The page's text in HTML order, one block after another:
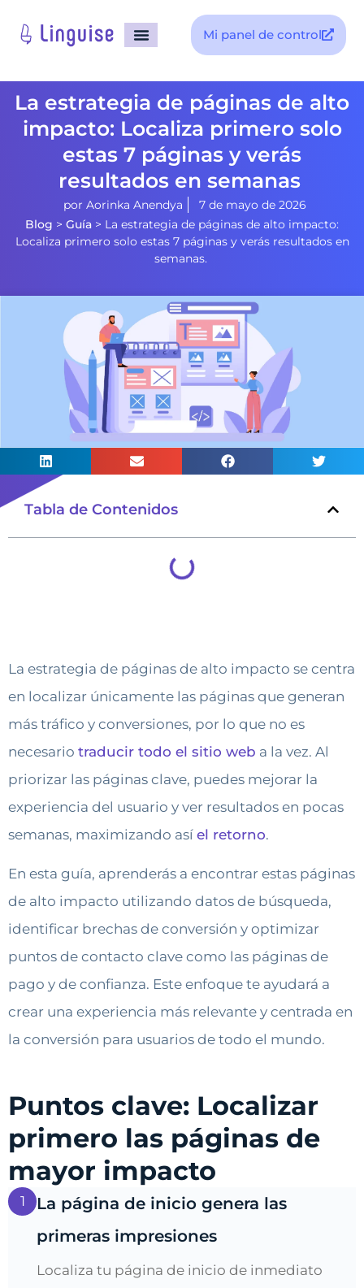
Mi panel de control
La estrategia de páginas de alto
impacto: Localiza primero solo
estas 7 páginas y verás
resultados en semanas
por Aorinka Anendya
7 de mayo de 2026
Blog > Guía > La estrategia de páginas de alto impacto:
Localiza primero solo estas 7 páginas y verás resultados en
semanas.
Tabla de Contenidos
La estrategia de páginas de alto impacto se centra
en localizar únicamente las páginas que generan
más tráfico y conversiones, por lo que no es
necesario traducir todo el sitio web a la vez. Al
priorizar las páginas clave, puedes mejorar la
experiencia del usuario y ver resultados en pocas
semanas, maximizando así el retorno.
En esta guía, aprenderás a encontrar estas páginas
de alto impacto utilizando datos de búsqueda,
identificar brechas de conversión y optimizar
puntos de contacto clave como las páginas de
pago y de confianza. Este enfoque te ayudará a
crear una experiencia más relevante y centrada en
la conversión para usuarios de todo el mundo.
Puntos clave: Localizar
primero las páginas de
mayor impacto
1
La página de inicio genera las
primeras impresiones
Localiza tu página de inicio de inmediato